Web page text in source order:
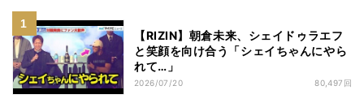
【RIZIN】朝倉未来、シェイドゥラエフ
と笑顔を向け合う「シェイちゃんにやら
れて…」
2026/07/20 80,497回